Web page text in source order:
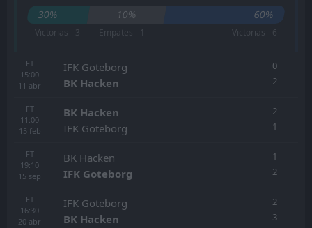
30% 10% 60%
Victorias - 3 Empates - 1 Victorias - 6
FT
15:00
11 abr
IFK Goteborg
BK Hacken
0
2
FT
11:00
15 feb
BK Hacken
IFK Goteborg
2
1
FT
19:10
15 sep
BK Hacken
IFK Goteborg
1
2
FT
16:30
20 abr
IFK Goteborg
BK Hacken
2
3